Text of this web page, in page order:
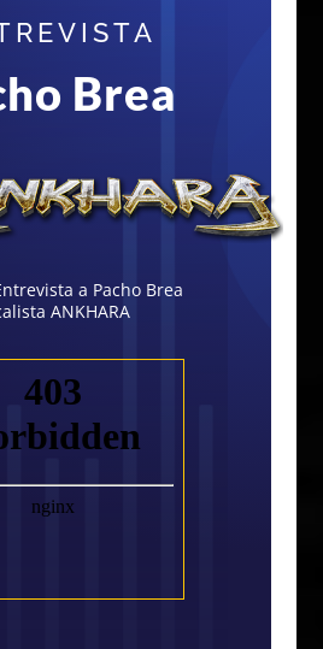
Brea
a Pacho Brea
ANKHARA